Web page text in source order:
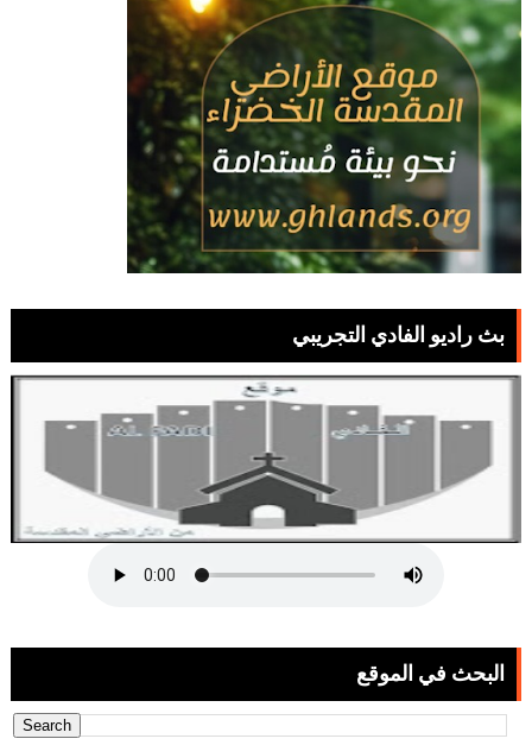
بث راديو الفادي التجريبي
البحث في الموقع